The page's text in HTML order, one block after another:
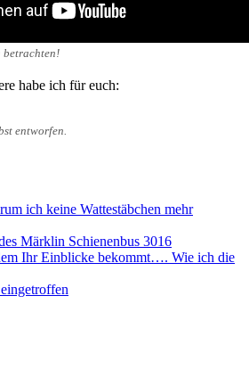
betrachten!
habe ich für euch:
entworfen.
ich keine Wattestäbchen mehr
Märklin Schienenbus 3016
Ihr Einblicke bekommt…. Wie ich die